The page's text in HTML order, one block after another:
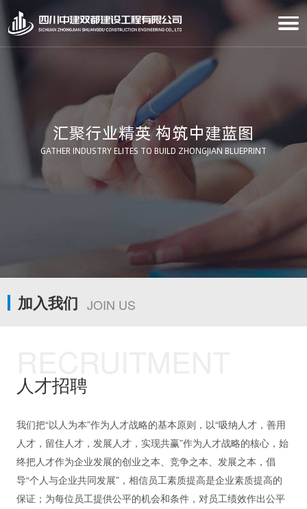
汇聚行业精英 构筑中建蓝图
GATHER INDUSTRY ELITES TO BUILD ZHONGJIAN BLUEPRINT
加入我们 JOIN US
人才招聘
我们把“以人为本”作为人才战略的基本原则，以“吸纳人才，善用
人才，留住人才，发展人才，实现共赢”作为人才战略的核心，始
终把人才作为企业发展的创业之本、竞争之本、发展之本，倡
导“个人与企业共同发展”，相信员工素质提高是企业素质提高的
保证；为每位员工提供公平的机会和条件，对员工绩效作出公平